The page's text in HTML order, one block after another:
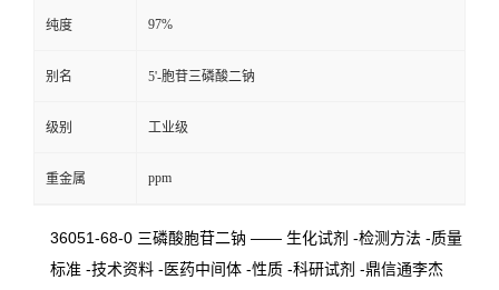
纯度 97%
别名 5'-胞苷三磷酸二钠
级别 工业级
重金属 ppm
36051-68-0 三磷酸胞苷二钠 —— 生化试剂 -检测方法 -质量
标准 -技术资料 -医药中间体 -性质 -科研试剂 -鼎信通李杰